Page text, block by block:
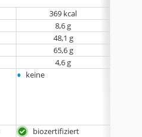
369 kcal
8,6 g
48,1 g
65,6 g
4,6 g
• keine
biozertifiziert